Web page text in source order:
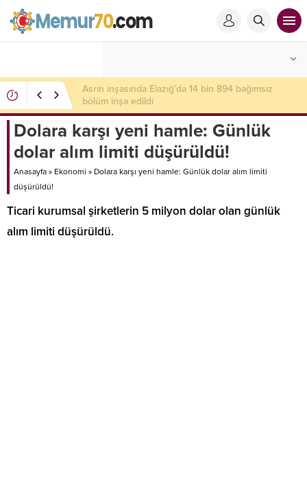
Rusya son dakika duyurdu: 8 yerleşim yerini ele
geçirdik
Dolara karşı yeni hamle: Günlük
dolar alım limiti düşürüldü!
Anasayfa » Ekonomi » Dolara karşı yeni hamle: Günlük dolar alım limiti
düşürüldü!
Ticari kurumsal şirketlerin 5 milyon dolar olan günlük
alım limiti düşürüldü.